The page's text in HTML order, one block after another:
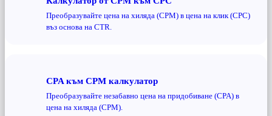
Преобразувайте цена на хиляда (CPM) в цена на клик (CPC)
въз основа на CTR.
CPA към CPM калкулатор
Преобразувайте незабавно цена на придобиване (CPA) в
цена на хиляда (CPM).